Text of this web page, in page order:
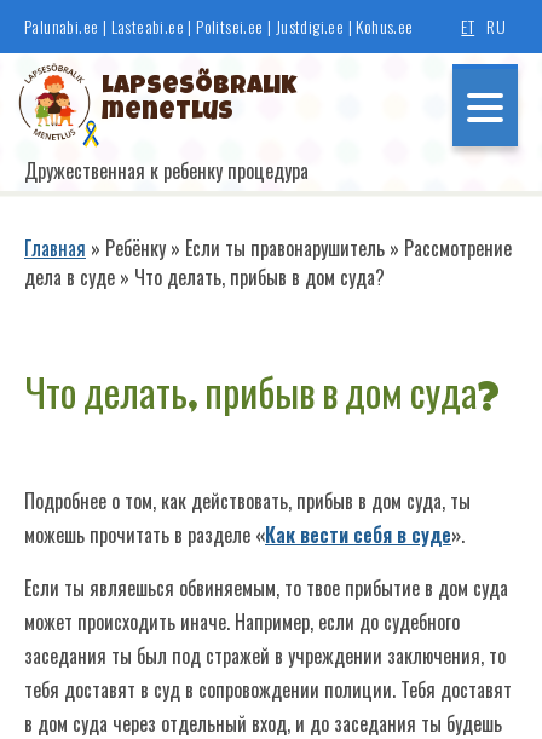
Перейти
основному
содержанию
Palunabi.ee | Lasteabi.ee | Politsei.ee | Justdigi.ee | Kohus.ee ET RU
Lapsesõbralik
menetlus
Дружественная к ребенку процедура
Если ты свидетель
Если ты правонарушитель
проблемы
Часто задаваемые вопросы
Строка
Главная Ребёнку Если ты правонарушитель
Рассмотрение
дела в суде
Что делать, прибыв в дом суда?
Что делать, прибыв в дом суда?
Подробнее о том, как действовать, прибыв в дом суда, ты
можешь прочитать в разделе «Как вести себя в суде».
Если ты являешься обвиняемым, то твое прибытие в дом суда
может происходить иначе. Например, если до судебного
заседания ты был под стражей в учреждении заключения, то
тебя доставят в суд в сопровождении полиции. Тебя доставят
в дом суда через отдельный вход, и до заседания ты будешь